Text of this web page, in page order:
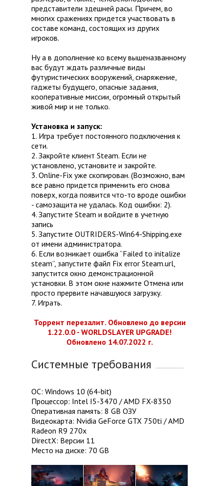
представители здешней расы. Причем, во
многих сражениях придется участвовать в
составе команд, состоящих из других
игроков.
Ну а в дополнение ко всему вышеназванному
вас будут ждать различные виды
футуристических вооружений, снаряжение,
гаджеты будущего, опасные задания,
кооперативные миссии, огромный открытый
живой мир и не только.
Установка и запуск:
1. Игра требует постоянного подключения к
сети.
2. Закройте клиент Steam. Если не
установлено, установите и закройте.
3. Online-Fix уже скопирован. (Возможно, вам
все равно придется применить его снова
поверх, когда появится что-то вроде ошибки
- самозащита не удалась. Код ошибки: 2).
4. Запустите Steam и войдите в учетную
запись
5. Запустите OUTRIDERS-Win64-Shipping.exe
от имени администратора.
6. Если возникает ошибка “Failed to initalize
steam”, запустите файл Fix error Steam.url,
запустится окно демонстрационной
установки. В этом окне нажмите Отмена или
просто прервите начавшуюся загрузку.
7. Играть.
Торрент перезалит. Обновлено до версии
1.22.0.0 - WORLDSLAYER UPGRADE!
Обновлено 14.07.2022 г.
Системные требования
ОС: Windows 10 (64-bit)
Процессор: Intel I5-3470 / AMD FX-8350
Оперативная память: 8 GB ОЗУ
Видеокарта: Nvidia GeForce GTX 750ti / AMD
Radeon R9 270x
DirectX: Версии 11
Место на диске: 70 GB